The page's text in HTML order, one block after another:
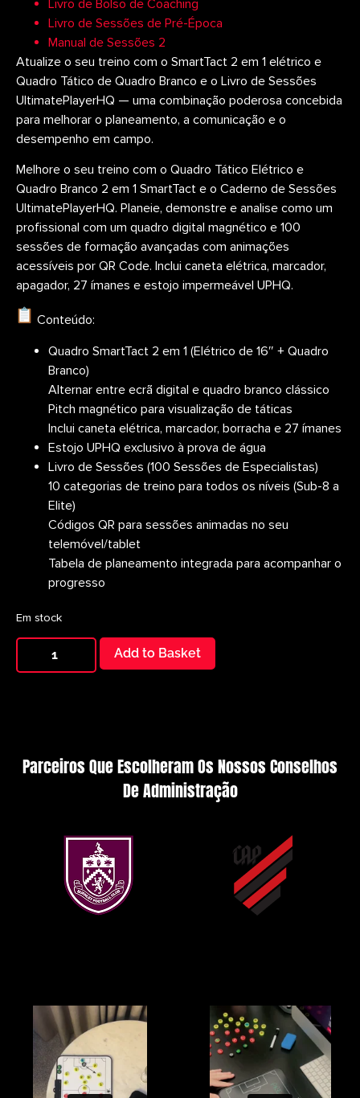
Livro de Bolso de Coaching
Livro de Sessões de Pré-Época
Manual de Sessões 2
Atualize o seu treino com o SmartTact 2 em 1 elétrico e
Quadro Tático de Quadro Branco e o Livro de Sessões
UltimatePlayerHQ — uma combinação poderosa concebida
para melhorar o planeamento, a comunicação e o
desempenho em campo.
Melhore o seu treino com o Quadro Tático Elétrico e
Quadro Branco 2 em 1 SmartTact e o Caderno de Sessões
UltimatePlayerHQ. Planeie, demonstre e analise como um
profissional com um quadro digital magnético e 100
sessões de formação avançadas com animações
acessíveis por QR Code. Inclui caneta elétrica, marcador,
apagador, 27 ímanes e estojo impermeável UPHQ.
Conteúdo:
Quadro SmartTact 2 em 1 (Elétrico de 16″ + Quadro
Branco)
Alternar entre ecrã digital e quadro branco clássico
Pitch magnético para visualização de táticas
Inclui caneta elétrica, marcador, borracha e 27 ímanes
Estojo UPHQ exclusivo à prova de água
Livro de Sessões (100 Sessões de Especialistas)
10 categorias de treino para todos os níveis (Sub-8 a
Elite)
Códigos QR para sessões animadas no seu
telemóvel/tablet
Tabela de planeamento integrada para acompanhar o
progresso
Em stock
Add to Basket
Parceiros Que Escolheram Os Nossos Conselhos
De Administração